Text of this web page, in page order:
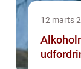
12 marts